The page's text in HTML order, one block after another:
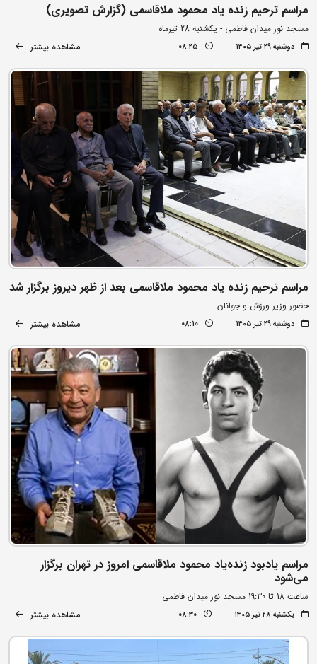
مراسم ترحیم زنده یاد محمود ملاقاسمی (گزارش تصویری)
مسجد نور میدان فاطمی - یکشنبه 28 تیرماه
دوشنبه ۲۹ تیر ۱۴۰۵ 08:25 مشاهده بیشتر
مراسم ترحیم زنده یاد محمود ملاقاسمی بعد از ظهر دیروز برگزار شد
حضور وزیر ورزش و جوانان
دوشنبه ۲۹ تیر ۱۴۰۵ 08:10 مشاهده بیشتر
مراسم یادبود زنده‌یاد محمود ملاقاسمی امروز در تهران برگزار
می‌شود
ساعت 18 تا 19:30 مسجد نور میدان فاطمی
یکشنبه ۲۸ تیر ۱۴۰۵ 08:30 مشاهده بیشتر